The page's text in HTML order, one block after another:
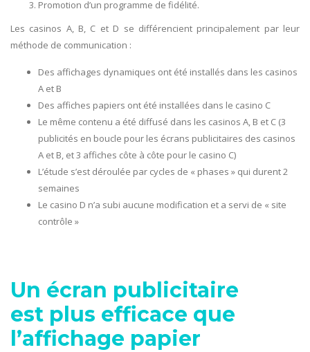
Promotion d’un programme de fidélité.
Les casinos A, B, C et D se différencient principalement par leur
méthode de communication :
Des affichages dynamiques ont été installés dans les casinos
A et B
Des affiches papiers ont été installées dans le casino C
Le même contenu a été diffusé dans les casinos A, B et C (3
publicités en boucle pour les écrans publicitaires des casinos
A et B, et 3 affiches côte à côte pour le casino C)
L’étude s’est déroulée par cycles de « phases » qui durent 2
semaines
Le casino D n’a subi aucune modification et a servi de « site
contrôle »
Un écran publicitaire
est plus efficace que
l’affichage papier